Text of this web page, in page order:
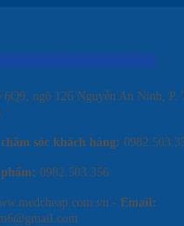
6Q9, ngõ 126 Nguyễn An Ninh,
sóc khách hàng:
0982.503.356
- Email: